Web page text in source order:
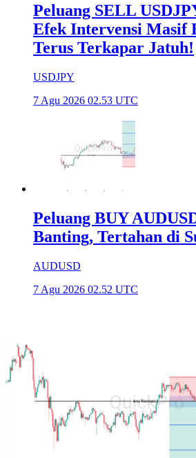
Peluang SELL
Efek Intervensi Masif
Terus Terkapar Jatuh!
USDJPY
7 Agu 2026 02.53 UTC
Peluang BUY
Banting, Tertahan di
AUDUSD
7 Agu 2026 02.52 UTC